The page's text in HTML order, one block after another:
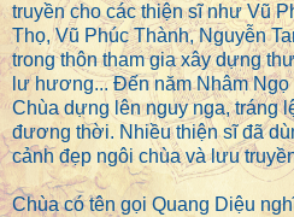
truyền cho các thiện sĩ như Vũ
Thọ, Vũ Phúc Thành, Nguyễn
trong thôn tham gia xây dựng
lư hương... Đến năm Nhâm
Chùa dựng lên nguy nga, tráng
đương thời. Nhiều thiện sĩ đã
cảnh đẹp ngôi chùa và lưu
Chùa có tên gọi Quang Diệu